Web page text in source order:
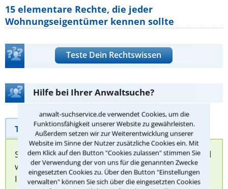
anwalt-suchservice.de verwendet Cookies, um die
Funktionsfähigkeit unserer Website zu gewährleisten.
Außerdem setzen wir zur Weiterentwicklung unserer
Website im Sinne der Nutzer zusätzliche Cookies ein. Mit
dem Klick auf den Button "Cookies zulassen" stimmen Sie
der Verwendung der von uns für die genannten Zwecke
eingesetzten Cookies zu. Über den Button "Einstellungen
verwalten" können Sie sich über die eingesetzten Cookies
15 elementare Rechte, die jeder
Wohnungseigentümer kennen sollte
Teste Dein Rechtswissen
Hilfe bei Ihrer Anwaltsuche?
Telefonhilfe Beratungsanfrage
Sie können hier Ihren Fall schildern. Anschließend
werden sich spezialisierte Rechtsanwälte bei
Ihnen melden, um das weitere Vorgehen